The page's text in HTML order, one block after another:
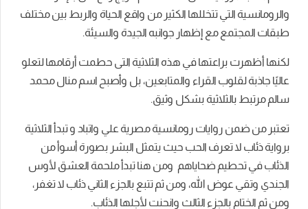
والرومانسية التي تتخللها الكثير من واقع الحياة والربط بين مختلف
طبقات المجتمع مع إظهار جوانبه الجيدة والسيئة.
لكنها أظهرت براعتها في هذه الثلاثية التى حطمت أرقامها لتعلو
عاليًا جاذبة لقلوب القراء والمتابعين، بل وأصبح اسم منال محمد
سالم مرتبط بالثلاثية بشكل وثيق.
تعتبر من ضمن روايات رومانسية مصرية علي واتباد و تبدأ الثلاثية
برواية ذئاب لا تعرف الحب حيث يتمثل البشر بصورة أسوأ من
الذئاب في تحطيم ضحاياهم ومن هنا تبدأ ملحمة العشق لأوس
الجندي وتقي عوض الله، ومن ثم تتبع بالجزء الثاني ذئاب لا تغفر،
ومن ثم الختام بالجزء الثالث وانحنت لأجلها الذئاب.